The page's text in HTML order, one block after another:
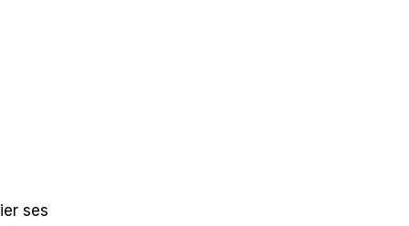
ses